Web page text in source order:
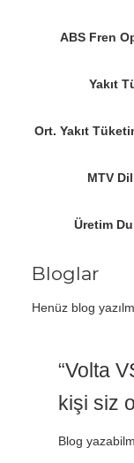
ABS Fren
Yakıt
Ort. Yakıt
MTV
Üretim
Bloglar
Henüz blog
“Volta
kişi siz
Blog